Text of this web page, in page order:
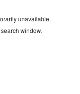
unavailable.
window.